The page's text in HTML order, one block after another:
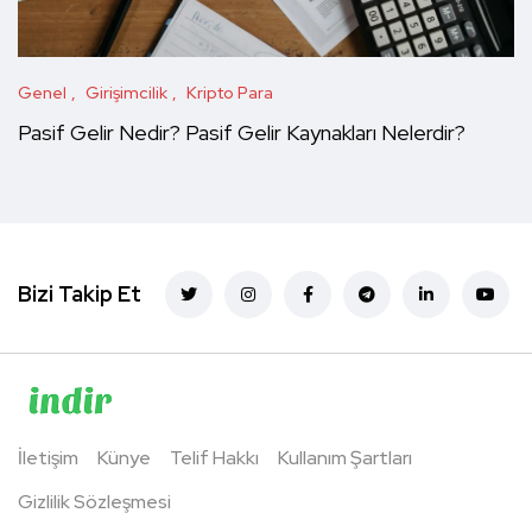
Genel Girişimcilik Kripto Para
Pasif Gelir Nedir? Pasif Gelir Kaynakları Nelerdir?
Bizi Takip Et
İletişim Künye Telif Hakkı
Kullanım Şartları
Gizlilik Sözleşmesi